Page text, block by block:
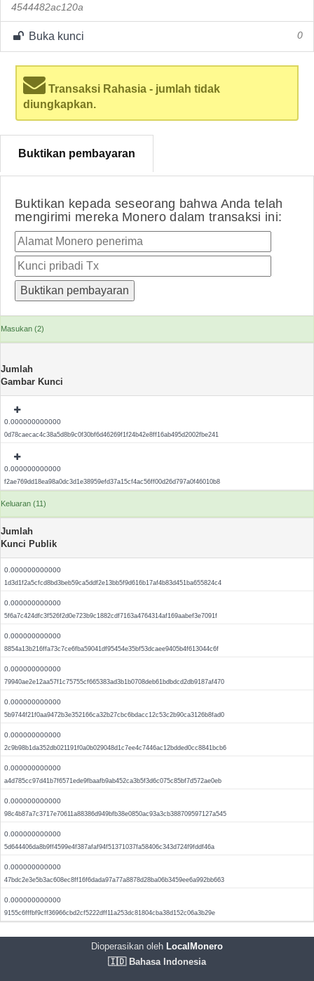
4544482ac120a
Buka kunci 0
Transaksi Rahasia - jumlah tidak
diungkapkan.
Buktikan pembayaran
Buktikan kepada seseorang bahwa Anda telah
mengirimi mereka Monero dalam transaksi ini:
Masukan (2)
Jumlah
Gambar Kunci
0.000000000000
0d78caecac4c38a5d8b9c0f30bf6d46269f1f24b42e8ff16ab495d2002fbe241
0.000000000000
f2ae769dd18ea98a0dc3d1e38959efd37a15cf4ac56ff00d26d797a0f46010b8
Keluaran (11)
Jumlah
Kunci Publik
0.000000000000
1d3d1f2a5cfcd8bd3beb59ca5ddf2e13bb5f9d616b17af4b83d451ba655824c4
0.000000000000
5f6a7c424dfc3f526f2d0e723b9c1882cdf7163a4764314af169aabef3e7091f
0.000000000000
8854a13b216ffa73c7ce6fba59041df95454e35bf53dcaee9405b4f613044c6f
0.000000000000
79940ae2e12aa57f1c75755cf665383ad3b1b0708deb61bdbdcd2db9187af470
0.000000000000
5b9744f21f0aa9472b3e352166ca32b27cbc6bdacc12c53c2b90ca3126b8fad0
0.000000000000
2c9b98b1da352db021191f0a0b029048d1c7ee4c7446ac12bdded0cc8841bcb6
0.000000000000
a4d785cc97d41b7f6571ede9fbaafb9ab452ca3b5f3d6c075c85bf7d572ae0eb
0.000000000000
98c4b87a7c3717e70611a88386d949bfb38e0850ac93a3cb388709597127a545
0.000000000000
5d644406da8b9ff4599e4f387afaf94f51371037fa58406c343d724f9fddf46a
0.000000000000
47bdc2e3e5b3ac608ec8ff16f6dada97a77a8878d28ba06b3459ee6a992bb663
0.000000000000
9155c6fffbf9cff36966cbd2cf5222dff11a253dc81804cba38d152c06a3b29e
Dioperasikan oleh LocalMonero
🇮🇩 Bahasa Indonesia